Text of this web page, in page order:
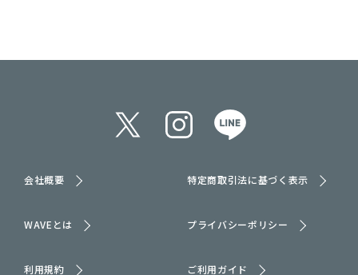
会社概要 特定商取引法に基づく表示
WAVEとは プライバシーポリシー
利用規約 ご利用ガイド